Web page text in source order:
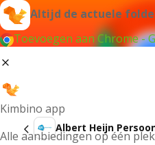
Altijd de actuele
Toevoegen aan Chrome -
Kimbino app
Alle aanbiedingen op één plek
Albert Heijn